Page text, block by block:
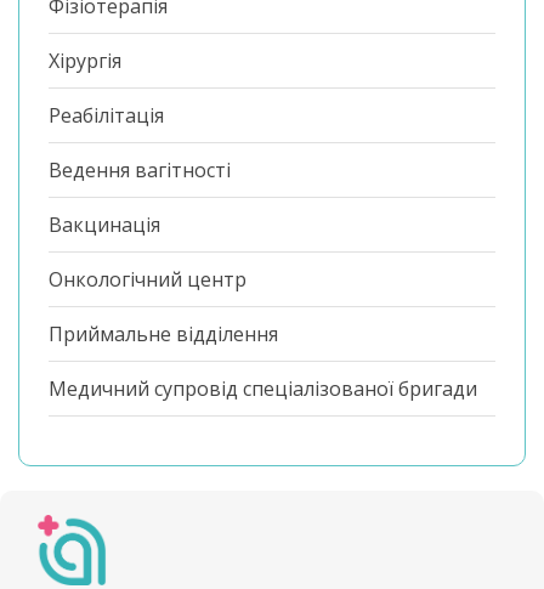
Фізіотерапія
Хірургія
Реабілітація
Ведення вагітності
Вакцинація
Онкологічний центр
Приймальне відділення
Медичний супровід спеціалізованої бригади